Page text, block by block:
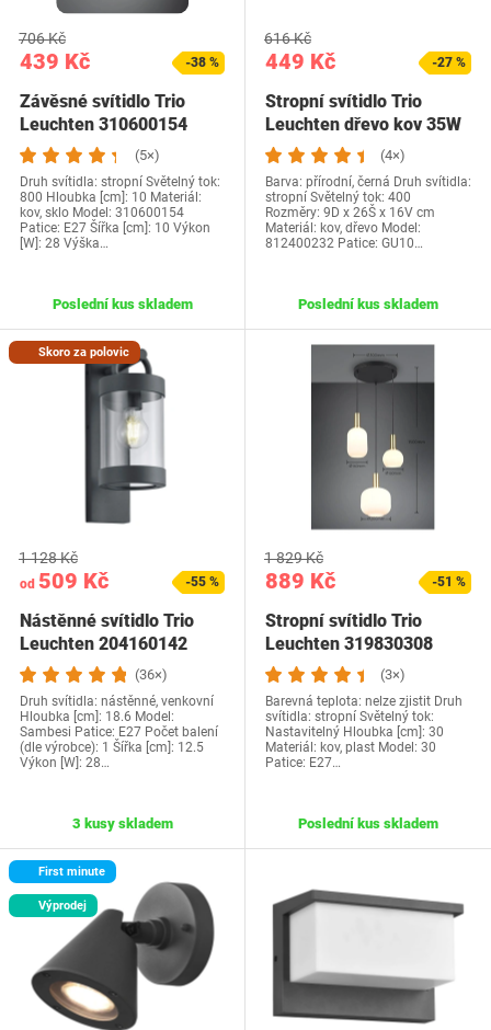
439 Kč
706 Kč
-38 %
Závěsné svítidlo Trio
Leuchten 310600154
(5×)
Druh svítidla: stropní Světelný tok:
800 Hloubka [cm]: 10 Materiál:
kov, sklo Model: 310600154
Patice: E27 Šířka [cm]: 10 Výkon
[W]: 28 Výška…
Poslední kus skladem
449 Kč
616 Kč
-27 %
Stropní svítidlo Trio
Leuchten dřevo kov 35W
(4×)
Barva: přírodní, černá Druh svítidla:
stropní Světelný tok: 400
Rozměry: 9D x 26Š x 16V cm
Materiál: kov, dřevo Model:
812400232 Patice: GU10…
Poslední kus skladem
Skoro za polovic
od 509 Kč
1 128 Kč
-55 %
Nástěnné svítidlo Trio
Leuchten 204160142
(36×)
Druh svítidla: nástěnné, venkovní
Hloubka [cm]: 18.6 Model:
Sambesi Patice: E27 Počet balení
(dle výrobce): 1 Šířka [cm]: 12.5
Výkon [W]: 28…
3 kusy skladem
889 Kč
1 829 Kč
-51 %
Stropní svítidlo Trio
Leuchten 319830308
(3×)
Barevná teplota: nelze zjistit Druh
svítidla: stropní Světelný tok:
Nastavitelný Hloubka [cm]: 30
Materiál: kov, plast Model: 30
Patice: E27…
Poslední kus skladem
First minute
Výprodej